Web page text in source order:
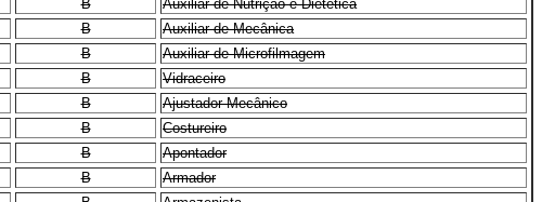
B
Auxiliar de Nutrição e Dietética
B
Auxiliar de Mecânica
B
Auxiliar de Microfilmagem
B
Vidraceiro
B
Ajustador Mecânico
B
Costureiro
B
Apontador
B
Armador